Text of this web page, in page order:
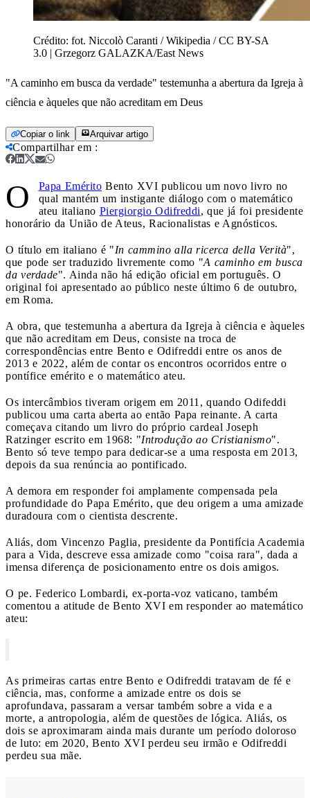
Crédito: fot. Niccolò Caranti / Wikipedia / CC BY-SA
3.0 | Grzegorz GALAZKA/East News
"A caminho em busca da verdade" testemunha a abertura da Igreja à
ciência e àqueles que não acreditam em Deus
Copiar o link Arquivar artigo
Compartilhar em :
O Papa Emérito Bento XVI publicou um novo livro no
qual mantém um instigante diálogo com o matemático
ateu italiano Piergiorgio Odifreddi, que já foi presidente
honorário da União de Ateus, Racionalistas e Agnósticos.
O título em italiano é "In cammino alla ricerca della Verità",
que pode ser traduzido livremente como "A caminho em busca
da verdade". Ainda não há edição oficial em português. O
original foi apresentado ao público neste último 6 de outubro,
em Roma.
A obra, que testemunha a abertura da Igreja à ciência e àqueles
que não acreditam em Deus, consiste na troca de
correspondências entre Bento e Odifreddi entre os anos de
2013 e 2022, além de contar os encontros ocorridos entre o
pontífice emérito e o matemático ateu.
Os intercâmbios tiveram origem em 2011, quando Odifeddi
publicou uma carta aberta ao então Papa reinante. A carta
começava citando um livro do próprio cardeal Joseph
Ratzinger escrito em 1968: "Introdução ao Cristianismo".
Bento só teve tempo para dedicar-se a uma resposta em 2013,
depois da sua renúncia ao pontificado.
A demora em responder foi amplamente compensada pela
profundidade do Papa Emérito, que deu origem a uma amizade
duradoura com o cientista descrente.
Aliás, dom Vincenzo Paglia, presidente da Pontifícia Academia
para a Vida, descreve essa amizade como "coisa rara", dada a
imensa diferença de posicionamento entre os dois amigos.
O pe. Federico Lombardi, ex-porta-voz vaticano, também
comentou a atitude de Bento XVI em responder ao matemático
ateu:
As primeiras cartas entre Bento e Odifreddi tratavam de fé e
ciência, mas, conforme a amizade entre os dois se
aprofundava, passaram a versar também sobre a vida e a
morte, a antropologia, além de questões de lógica. Aliás, os
dois se aproximaram ainda mais durante um período doloroso
de luto: em 2020, Bento XVI perdeu seu irmão e Odifreddi
perdeu sua mãe.